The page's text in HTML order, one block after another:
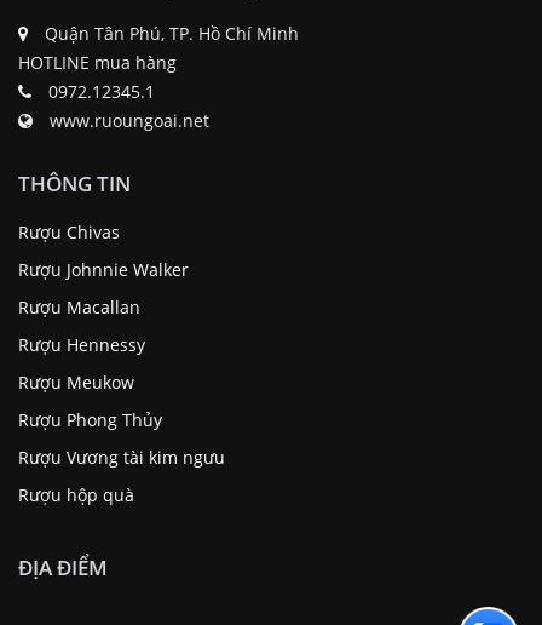
Quận Tân Phú, TP. Hồ Chí Minh
HOTLINE mua hàng
0972.12345.1
www.ruoungoai.net
THÔNG TIN
Rượu Chivas
Rượu Johnnie Walker
Rượu Macallan
Rượu Hennessy
Rượu Meukow
Rượu Phong Thủy
Rượu Vương tài kim ngưu
Rượu hộp quà
ĐỊA ĐIỂM